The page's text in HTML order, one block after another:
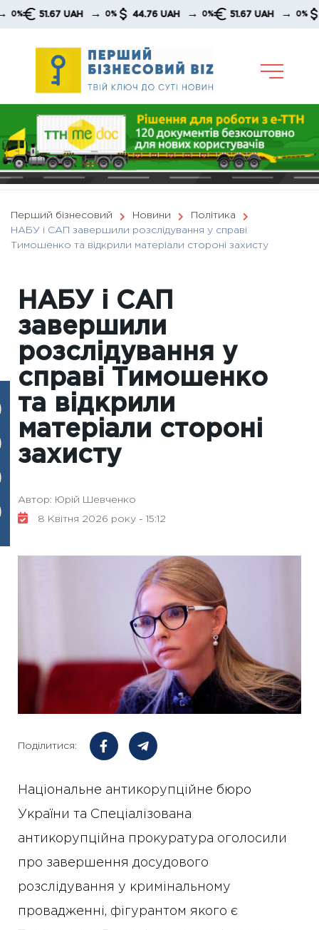
Skip
51.67 UAH → 0% 44.76 UAH → 0% 51.67 UAH → 0%
Перший бізнесовий Новини
Політика
НАБУ і САП завершили розслідування у справі
Тимошенко та відкрили матеріали стороні захисту
НАБУ і САП
завершили
розслідування у
справі Тимошенко
та відкрили
матеріали стороні
захисту
Автор: Юрій Шевченко
8 Квітня 2026 року - 15:12
Поділитися:
Національне антикорупційне бюро
України та Спеціалізована
антикорупційна прокуратура оголосили
про завершення досудового
розслідування у кримінальному
провадженні, фігурантом якого є